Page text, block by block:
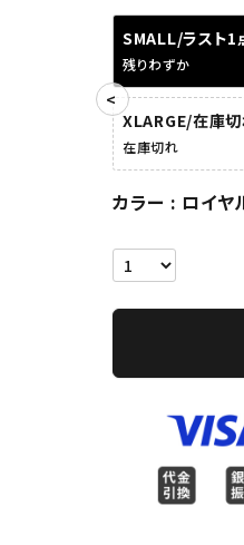
SMALL/ラスト1
残りわずか
XLARGE/在庫
在庫切れ
カラー ロイヤ